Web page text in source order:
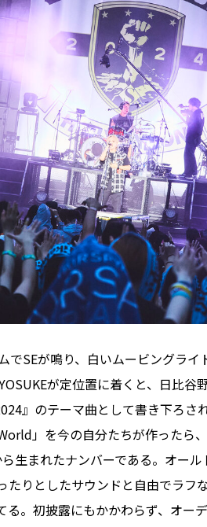
SEが鳴り、白いムービングライ
が定位置に着くと、日比谷
』のテーマ曲として書き下ろさ
」を今の自分たちが作ったら
生まれたナンバーである。オー
たりとしたサウンドと自由でラフ
る。初披露にもかかわらず、オー